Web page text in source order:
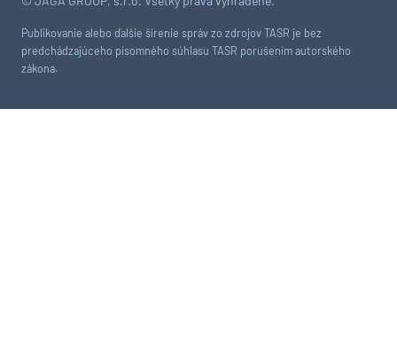
Publikovanie alebo ďalšie šírenie správ zo zdrojov TASR je bez
predchádzajúceho písomného súhlasu TASR porušením autorského
zákona.